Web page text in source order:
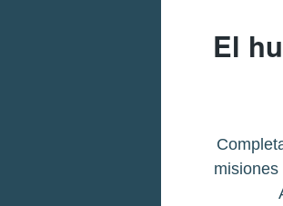
El